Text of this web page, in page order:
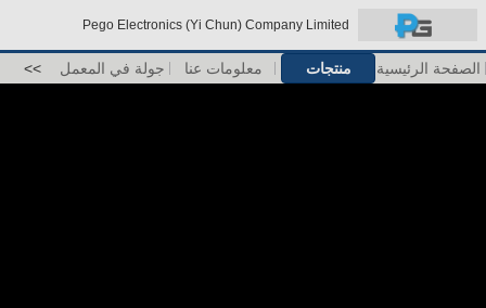
Pego Electronics (Yi Chun) Company Limited
الصفحة الرئيسية منتجات معلومات عنا جولة في المعمل >>